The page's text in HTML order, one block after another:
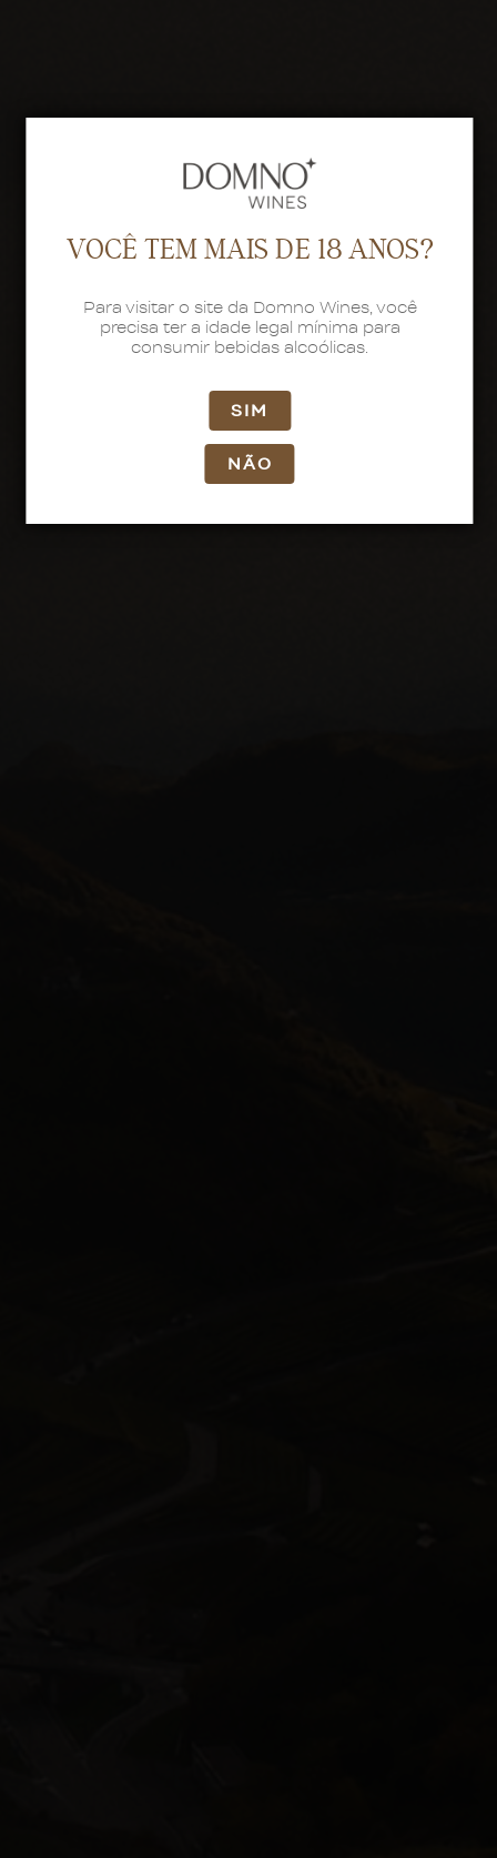
VOCÊ TEM MAIS DE 18 ANOS?
Para visitar o site da Domno Wines, você
precisa ter a idade legal mínima para
consumir bebidas alcoólicas.
SIM
NÃO